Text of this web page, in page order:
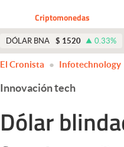
Apertura
Clima
Criptomonedas
DÓLAR BNA $ 1520 0.33%
El Cronista Infotechnology
Innovación tech
Dólar